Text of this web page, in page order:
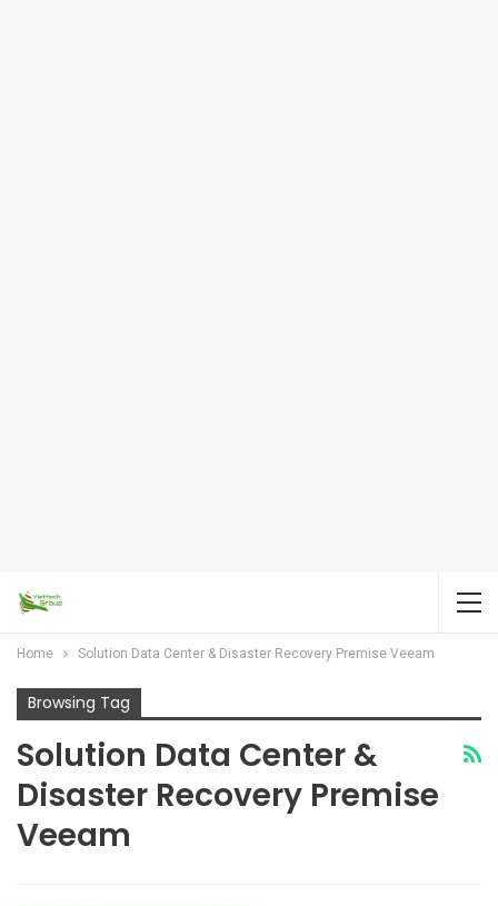
Home Solution Data Center & Disaster Recovery Premise Veeam
Browsing Tag
Solution Data Center &
Disaster Recovery Premise
Veeam